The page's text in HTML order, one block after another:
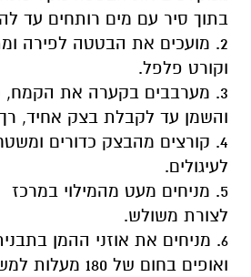
בתוך סיר עם מים רותחים עד
2. מועכים את הבטטה לפירה
וקורט פלפל.
3. מערבבים בקערה את
והשמן עד לקבלת בצק אחיד, רך
4. קורצים מהבצק כדורים
לעיגולים.
5. מניחים מעט מהמילוי במרכז
לצורת משולש.
6. מניחים את אוזני ההמן